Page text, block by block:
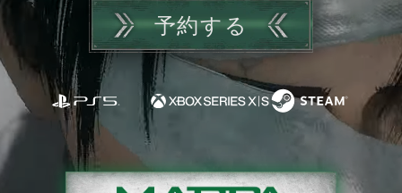
PRODUCTS
予約する